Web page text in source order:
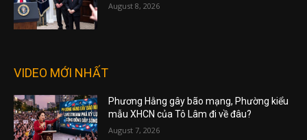
August 8, 2026
VIDEO MỚI NHẤT
Phương Hằng gây bão mạng, Phường kiểu
mẫu XHCN của Tô Lâm đi về đâu?
August 7, 2026